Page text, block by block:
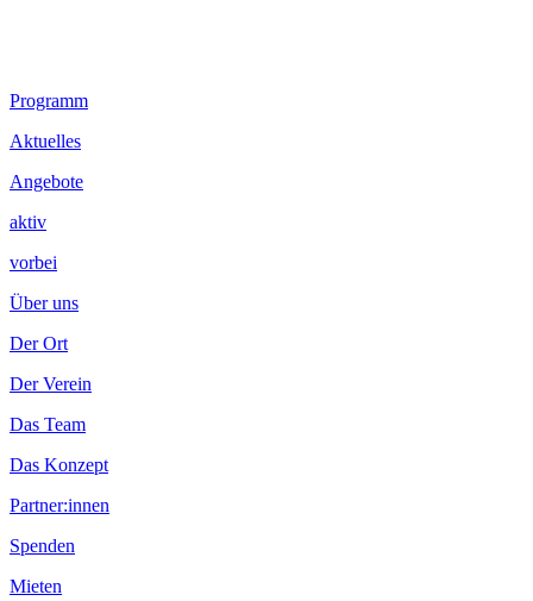
Footer
Inhalt
Programm
Aktuelles
Angebote
aktiv
vorbei
Über uns
Der Ort
Der Verein
Das Team
Das Konzept
Partner:innen
Spenden
Mieten